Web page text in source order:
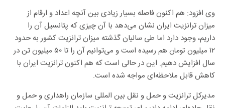
وی افزود: هم اکنون فاصله بسیار زیادی بین آنچه اعداد و ارقام از
میزان ترانزیت ایران نشان می‌دهد با آن چیزی که پتانسیل آن را
داریم، وجود دارد اما طی سالیان گذشته میزان ترانزیت کشور به حدود
۱۲ میلیون تومان هم رسیده است و می‌توانیم آن را تا ۵۰ میلیون تن در
سال افزایش دهیم. این در حالی است که هم اکنون ترانزیت ایران با
کاهش قابل ملاحظه‌ای مواجه شده است.
مدیرکل ترانزیت و حمل و نقل بین المللی سازمان راهداری و حمل و